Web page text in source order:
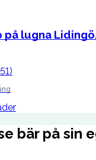
lugna
)
bär på sin